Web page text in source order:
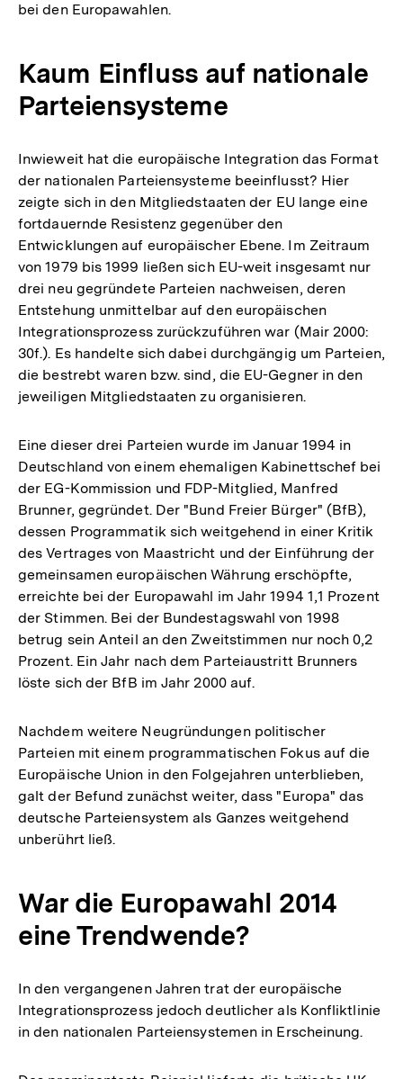
bei den Europawahlen.
Kaum Einfluss auf nationale
Parteiensysteme
Inwieweit hat die europäische Integration das Format
der nationalen Parteiensysteme beeinflusst? Hier
zeigte sich in den Mitgliedstaaten der EU lange eine
fortdauernde Resistenz gegenüber den
Entwicklungen auf europäischer Ebene. Im Zeitraum
von 1979 bis 1999 ließen sich EU-weit insgesamt nur
drei neu gegründete Parteien nachweisen, deren
Entstehung unmittelbar auf den europäischen
Integrationsprozess zurückzuführen war (Mair 2000:
30f.). Es handelte sich dabei durchgängig um Parteien,
die bestrebt waren bzw. sind, die EU-Gegner in den
jeweiligen Mitgliedstaaten zu organisieren.
Eine dieser drei Parteien wurde im Januar 1994 in
Deutschland von einem ehemaligen Kabinettschef bei
der EG-Kommission und FDP-Mitglied, Manfred
Brunner, gegründet. Der "Bund Freier Bürger" (BfB),
dessen Programmatik sich weitgehend in einer Kritik
des Vertrages von Maastricht und der Einführung der
gemeinsamen europäischen Währung erschöpfte,
erreichte bei der Europawahl im Jahr 1994 1,1 Prozent
der Stimmen. Bei der Bundestagswahl von 1998
betrug sein Anteil an den Zweitstimmen nur noch 0,2
Prozent. Ein Jahr nach dem Parteiaustritt Brunners
löste sich der BfB im Jahr 2000 auf.
Nachdem weitere Neugründungen politischer
Parteien mit einem programmatischen Fokus auf die
Europäische Union in den Folgejahren unterblieben,
galt der Befund zunächst weiter, dass "Europa" das
deutsche Parteiensystem als Ganzes weitgehend
unberührt ließ.
War die Europawahl 2014
eine Trendwende?
In den vergangenen Jahren trat der europäische
Integrationsprozess jedoch deutlicher als Konfliktlinie
in den nationalen Parteiensystemen in Erscheinung.